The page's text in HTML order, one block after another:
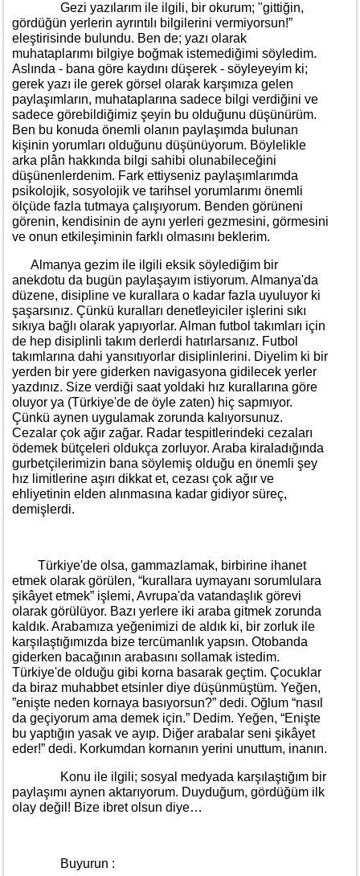
Gezi yazılarım ile ilgili, bir okurum; "gittiğin,
gördüğün yerlerin ayrıntılı bilgilerini vermiyorsun!”
eleştirisinde bulundu. Ben de; yazı olarak
muhataplarımı bilgiye boğmak istemediğimi söyledim.
Aslında - bana göre kaydını düşerek - söyleyeyim ki;
gerek yazı ile gerek görsel olarak karşımıza gelen
paylaşımların, muhataplarına sadece bilgi verdiğini ve
sadece görebildiğimiz şeyin bu olduğunu düşünürüm.
Ben bu konuda önemli olanın paylaşımda bulunan
kişinin yorumları olduğunu düşünüyorum. Böylelikle
arka plân hakkında bilgi sahibi olunabileceğini
düşünenlerdenim. Fark ettiyseniz paylaşımlarımda
psikolojik, sosyolojik ve tarihsel yorumlarımı önemli
ölçüde fazla tutmaya çalışıyorum. Benden görüneni
görenin, kendisinin de aynı yerleri gezmesini, görmesini
ve onun etkileşiminin farklı olmasını beklerim.
Almanya gezim ile ilgili eksik söylediğim bir
anekdotu da bugün paylaşayım istiyorum. Almanya'da
düzene, disipline ve kurallara o kadar fazla uyuluyor ki
şaşarsınız. Çünkü kuralları denetleyiciler işlerini sıkı
sıkıya bağlı olarak yapıyorlar. Alman futbol takımları için
de hep disiplinli takım derlerdi hatırlarsanız. Futbol
takımlarına dahi yansıtıyorlar disiplinlerini. Diyelim ki bir
yerden bir yere giderken navigasyona gidilecek yerler
yazdınız. Size verdiği saat yoldaki hız kurallarına göre
oluyor ya (Türkiye'de de öyle zaten) hiç sapmıyor.
Çünkü aynen uygulamak zorunda kalıyorsunuz.
Cezalar çok ağır zağar. Radar tespitlerindeki cezaları
ödemek bütçeleri oldukça zorluyor. Araba kiraladığında
gurbetçilerimizin bana söylemiş olduğu en önemli şey
hız limitlerine aşırı dikkat et, cezası çok ağır ve
ehliyetinin elden alınmasına kadar gidiyor süreç,
demişlerdi.
Türkiye'de olsa, gammazlamak, birbirine ihanet
etmek olarak görülen, “kurallara uymayanı sorumlulara
şikâyet etmek” işlemi, Avrupa'da vatandaşlık görevi
olarak görülüyor. Bazı yerlere iki araba gitmek zorunda
kaldık. Arabamıza yeğenimizi de aldık ki, bir zorluk ile
karşılaştığımızda bize tercümanlık yapsın. Otobanda
giderken bacağının arabasını sollamak istedim.
Türkiye'de olduğu gibi korna basarak geçtim. Çocuklar
da biraz muhabbet etsinler diye düşünmüştüm. Yeğen,
”enişte neden kornaya basıyorsun?” dedi. Oğlum “nasıl
da geçiyorum ama demek için.” Dedim. Yeğen, “Enişte
bu yaptığın yasak ve ayıp. Diğer arabalar seni şikâyet
eder!” dedi. Korkumdan kornanın yerini unuttum, inanın.
Konu ile ilgili; sosyal medyada karşılaştığım bir
paylaşımı aynen aktarıyorum. Duyduğum, gördüğüm ilk
olay değil! Bize ibret olsun diye…
Buyurun :